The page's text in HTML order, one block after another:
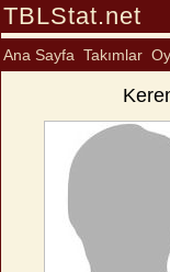
TBLStat.net
Ana Sayfa Takımlar